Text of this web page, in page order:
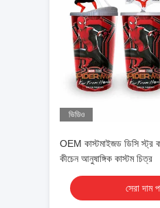
ভিডিও
OEM কাস্টমাইজড ডিসি স্ট্র
কীচেন আনুষাঙ্গিক কাস্টম চিত্র
সেরা দাম